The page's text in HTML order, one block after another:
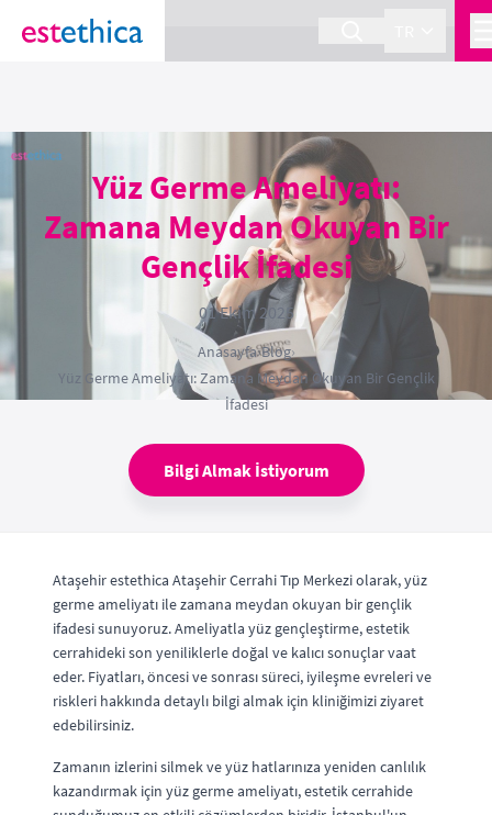
section Service {
Yüz Germe Ameliyatı:
Zamana Meydan Okuyan Bir
Gençlik İfadesi
01 Ekim 2025
Anasayfa›Blog›
Yüz Germe Ameliyatı: Zamana Meydan Okuyan Bir Gençlik
İfadesi
Bilgi Almak İstiyorum
Ataşehir estethica Ataşehir Cerrahi Tıp Merkezi olarak, yüz
germe ameliyatı ile zamana meydan okuyan bir gençlik
ifadesi sunuyoruz. Ameliyatla yüz gençleştirme, estetik
cerrahideki son yeniliklerle doğal ve kalıcı sonuçlar vaat
eder. Fiyatları, öncesi ve sonrası süreci, iyileşme evreleri ve
riskleri hakkında detaylı bilgi almak için kliniğimizi ziyaret
edebilirsiniz.
Zamanın izlerini silmek ve yüz hatlarınıza yeniden canlılık
kazandırmak için yüz germe ameliyatı, estetik cerrahide